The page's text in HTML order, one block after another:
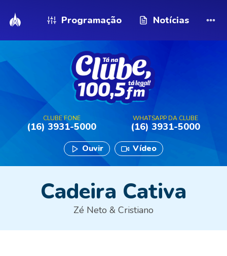
Programação Notícias
CLUBE FONE
(16) 3931-5000
WHATSAPP DA CLUBE
(16) 3931-5000
Ouvir Vídeo
Cadeira Cativa
Zé Neto & Cristiano